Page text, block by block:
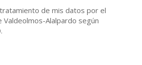
de mis datos por el
Valdeolmos-Alalpardo según